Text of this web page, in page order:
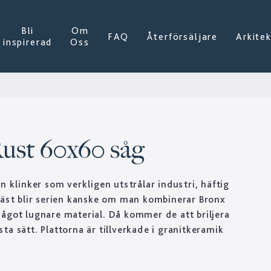
Bli
inspirerad
Om
Oss
FAQ Återförsäljare
60x60 såg
klinker som verkligen utstrålar industri, häftig
blir serien kanske om man kombinerar Bronx
lugnare material. Då kommer de att briljera
sätt. Plattorna är tillverkade i granitkeramik